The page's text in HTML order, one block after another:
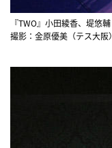
『TWO』小田綾香、堤悠輔
撮影：金原優美（テス大阪）